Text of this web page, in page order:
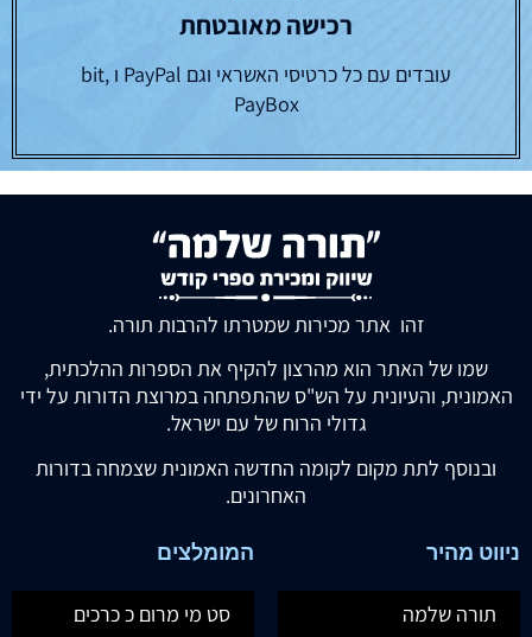
רכישה מאובטחת
עובדים עם כל כרטיסי האשראי וגם PayPal ו bit,
PayBox
זהו אתר מכירות שמטרתו להרבות תורה.
שמו של האתר הוא מהרצון להקיף את הספרות ההלכתית,
האמונית, והעיונית על הש"ס שהתפתחה במרוצת הדורות על ידי
גדולי הרוח של עם ישראל.
ובנוסף לתת מקום לקומה החדשה האמונית שצמחה בדורות
האחרונים.
ניווט מהיר
תורה שלמה
המומלצים
סט מי מרום כ כרכים